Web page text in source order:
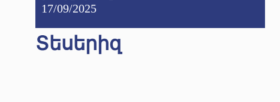
17/09/2025
Տեսերիզ